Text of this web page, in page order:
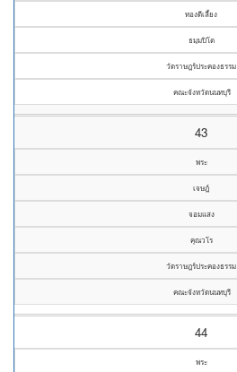
ทองดีเลี้ยง
ธมฺมปิโต
วัดราษฎร์ประคองธรรม
คณะจังหวัดนนทบุรี
43
พระ
เจษฎ์
จอมแสง
คุณวโร
วัดราษฎร์ประคองธรรม
คณะจังหวัดนนทบุรี
44
พระ